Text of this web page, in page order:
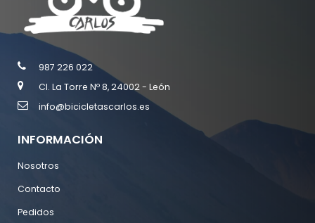
987 226 022
Cl. La Torre Nº 8, 24002 - León
info@bicicletascarlos.es
INFORMACIÓN
Nosotros
Contacto
Pedidos